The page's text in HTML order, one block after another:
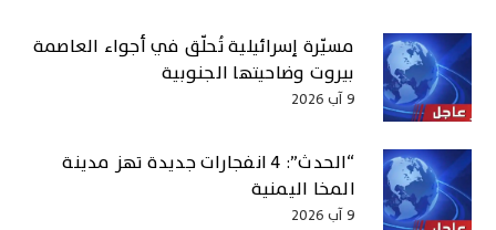
مسيّرة إسرائيلية تُحلّق في أجواء العاصمة
بيروت وضاحيتها الجنوبية
9 آب 2026
“الحدث”: 4 انفجارات جديدة تهز مدينة
المخا اليمنية
9 آب 2026